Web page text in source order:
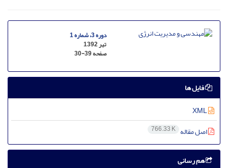
دوره 3، شماره 1
تیر 1392
صفحه30-39
فایل ها
اصل مقاله 766.33 K
هم رسانی